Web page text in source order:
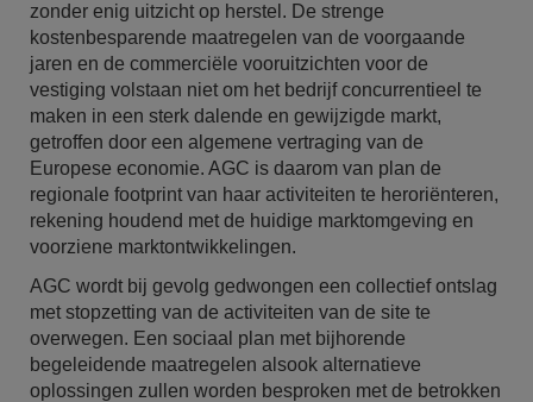
zonder enig uitzicht op herstel. De strenge
kostenbesparende maatregelen van de voorgaande
jaren en de commerciële vooruitzichten voor de
vestiging volstaan niet om het bedrijf concurrentieel te
maken in een sterk dalende en gewijzigde markt,
getroffen door een algemene vertraging van de
Europese economie. AGC is daarom van plan de
regionale footprint van haar activiteiten te heroriënteren,
rekening houdend met de huidige marktomgeving en
voorziene marktontwikkelingen.
AGC wordt bij gevolg gedwongen een collectief ontslag
met stopzetting van de activiteiten van de site te
overwegen. Een sociaal plan met bijhorende
begeleidende maatregelen alsook alternatieve
oplossingen zullen worden besproken met de betrokken